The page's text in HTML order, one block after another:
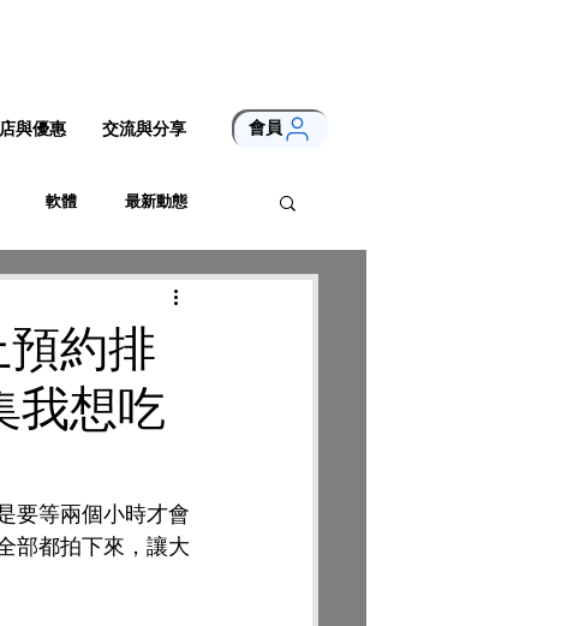
軟體 最新動態
約排
我想吃
要等兩個小時才會
部都拍下來，讓大
與優惠 交流與分享 會員